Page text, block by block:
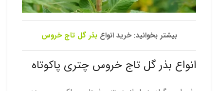
بیشتر بخوانید: خرید انواعبذر گل تاج خروس
انواع بذر گل تاج خروس چتری پاکوتاه